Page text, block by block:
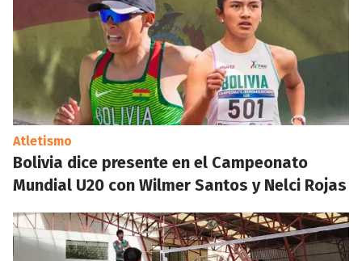
Atletismo
Bolivia dice presente en el Campeonato
Mundial U20 con Wilmer Santos y Nelci Rojas